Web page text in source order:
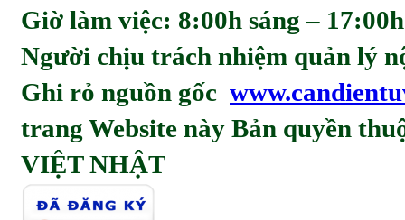
Giờ làm việc: 8:00h sáng –
Người chịu trách nhiệm quản lý
Ghi rỏ nguồn gốc
trang Website này Bản quyền
VIỆT NHẬT